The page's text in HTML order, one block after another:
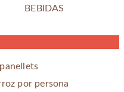
BEBIDAS
por persona